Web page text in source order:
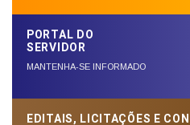
PORTAL DO
SERVIDOR
MANTENHA-SE INFORMADO
EDITAIS, LICITAÇÕES E